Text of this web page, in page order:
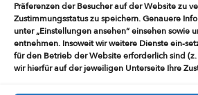
Präferenzen der Besucher auf der Website zu
Zustimmungsstatus zu speichern. Genauere
unter „Einstellungen ansehen“ einsehen sowie
entnehmen. Insoweit wir weitere Dienste ein-
für den Betrieb der Website erforderlich sind
wir hierfür auf der jeweiligen Unterseite Ihre